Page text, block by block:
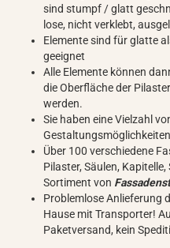
sind stumpf / glatt
lose, nicht verklebt,
Elemente sind für glatte
geeignet
Alle Elemente können
die Oberfläche der
werden.
Sie haben eine Vielzahl
Über 100 verschiedene
Pilaster, Säulen,
Sortiment von
Problemlose Anlieferung
Hause mit Transporter!
Paketversand, kein